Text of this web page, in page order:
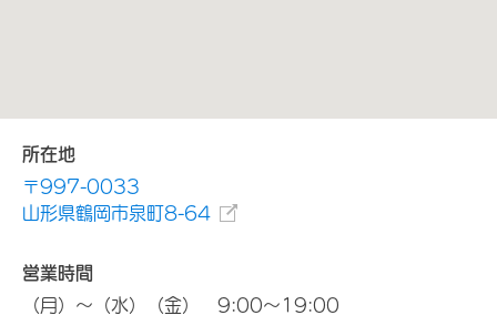
所在地
〒997-0033
山形県鶴岡市泉町8-64
営業時間
（月）～（水）（金） 9:00～19:00